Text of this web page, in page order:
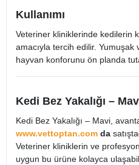
Kullanımı
Veteriner kliniklerinde kedilerin
amacıyla tercih edilir. Yumuşak
hayvan konforunu ön planda
Kedi Bez Yakalığı –
Kedi Bez Yakalığı – Mavi,
www.vettoptan.com da
Veteriner kliniklerin ve
uygun bu ürüne kolayca